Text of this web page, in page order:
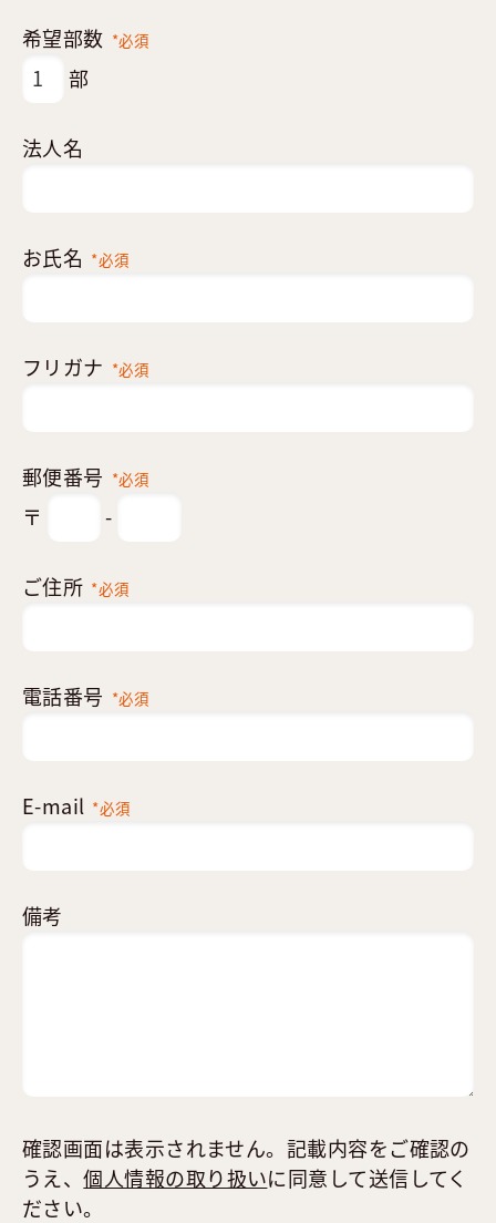
希望部数 *必須
部
法人名
お氏名 *必須
フリガナ *必須
郵便番号 *必須
〒 -
ご住所 *必須
電話番号 *必須
E-mail *必須
備考
確認画面は表示されません。記載内容をご確認の
うえ、個人情報の取り扱いに同意して送信してく
ださい。